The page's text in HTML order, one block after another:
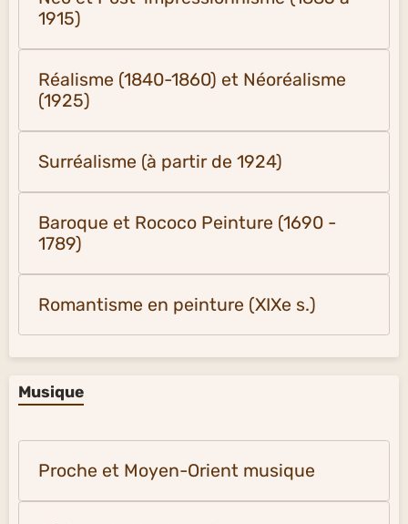
1915)
Réalisme (1840-1860) et Néoréalisme
(1925)
Surréalisme (à partir de 1924)
Baroque et Rococo Peinture (1690 -
1789)
Romantisme en peinture (XIXe s.)
Musique
Proche et Moyen-Orient musique